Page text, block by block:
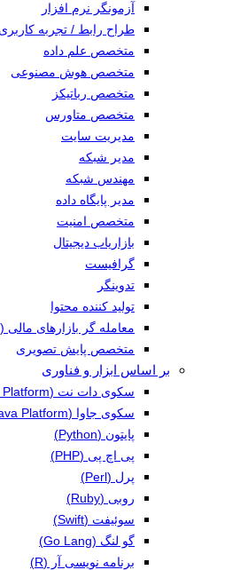
آزمونگر نرم افزار
طراح رابط / تجربه کاربری
متخصص علم داده
متخصص هوش مصنوعی
متخصص رباتیکز
متخصص متاورس
مدیریت سایت
مدیر شبکه
مهندس شبکه
مدیر پایگاه داده
متخصص امنیت
بازاریاب دیجیتال
گرافیست
تدوینگر
تولید کننده محتوا
معامله گر بازارهای مالی
متخصص پایش تصویری
بر اساس ابزار و فناوری
سکوی دات نت (NET Platform)
سکوی جاوا (Java Platform)
پایتون (Python)
پی اچ پی (PHP)
پرل (Perl)
روبی (Ruby)
سوئیفت (Swift)
گو لنگ (Go Lang)
برنامه نویسی آر (R)